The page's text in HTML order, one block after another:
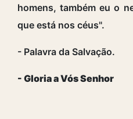
homens, também eu o
que está nos céus".
- Palavra da Salvação.
- Gloria a Vós Senhor